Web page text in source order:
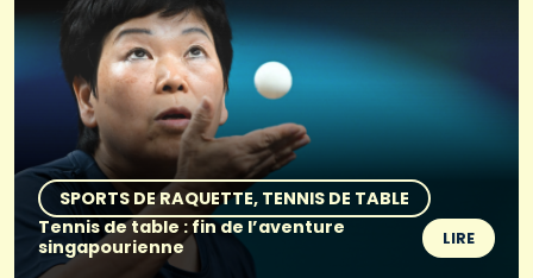
SPORTS DE RAQUETTE TENNIS DE TABLE
Tennis de table : fin de l’aventure
singapourienne
LIRE